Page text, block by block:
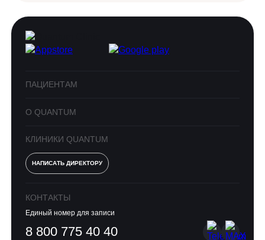
ПАЦИЕНТАМ
О QUANTUM
КЛИНИКИ QUANTUM
НАПИСАТЬ ДИРЕКТОРУ
КОНТАКТЫ
Единый номер для записи
8 800 775 40 40